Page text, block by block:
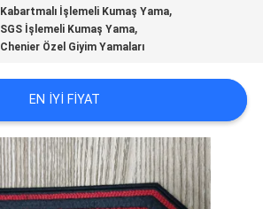
Kabartmalı İşlemeli Kumaş Yama,
SGS İşlemeli Kumaş Yama,
Chenier Özel Giyim Yamaları
EN IYI FIYAT